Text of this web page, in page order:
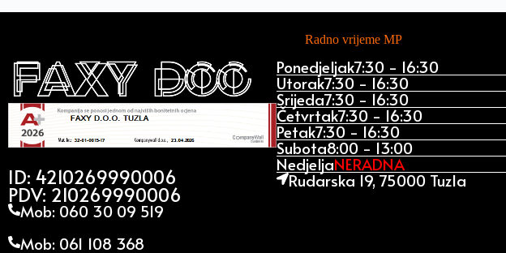
ID: 4210269990006
PDV: 210269990006
Mob: 060 30 09 519
Mob: 061 108 368
Radno vrijeme MP
Ponedjeljak7:30 - 16:30
Utorak7:30 - 16:30
Srijeda7:30 - 16:30
Četvrtak7:30 - 16:30
Petak7:30 - 16:30
Subota8:00 - 13:00
NedjeljaNERADNA
Rudarska 19, 75000 Tuzla